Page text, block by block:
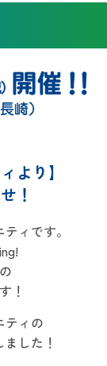
より】
！
ィです。
！
ティの
した！